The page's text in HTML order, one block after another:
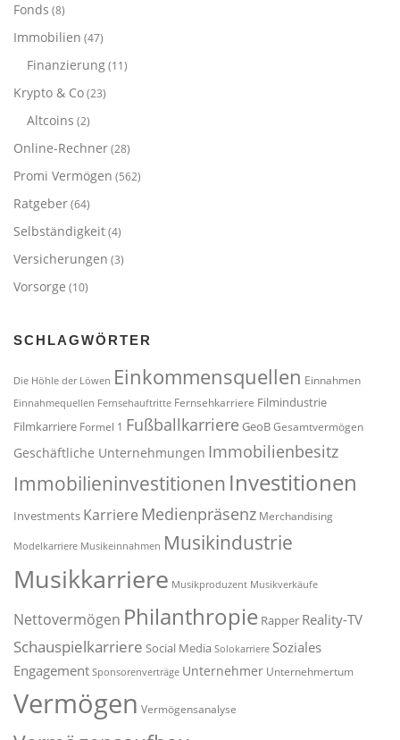
Fonds (8)
Immobilien (47)
Finanzierung(11)
Krypto & Co(23)
Altcoins (2)
Online-Rechner(28)
Promi Vermögen (562)
Ratgeber(64)
Selbständigkeit(4)
Versicherungen (3)
Vorsorge (10)
SCHLAGWÖRTER
Die Höhle der Löwen Einkommensquellen Einnahmen
Einnahmequellen Fernsehauftritte Fernsehkarriere Filmindustrie
Filmkarriere Formel 1 Fußballkarriere GeoBGesamtvermögen
Geschäftliche Unternehmungen Immobilienbesitz
Immobilieninvestitionen Investitionen
Investments Karriere Medienpräsenz Merchandising
Modelkarriere Musikeinnahmen Musikindustrie
Musikkarriere Musikproduzent Musikverkäufe
Nettovermögen Philanthropie Rapper Reality-TV
Schauspielkarriere Social Media Solokarriere Soziales
Engagement Sponsorenverträge Unternehmer Unternehmertum
Vermögen Vermögensanalyse